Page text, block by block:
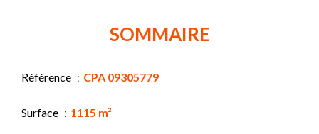
SOMMAIRE
Référence CPA 09305779
Surface 1115 m²